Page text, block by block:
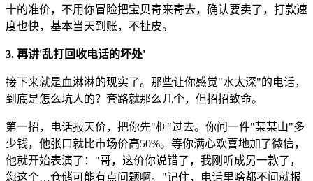
十的准价，不用你冒险把宝贝寄来寄去，确认要卖了，打款速
度也快，基本当天到账，不扯皮。
3. 再讲'乱打回收电话的坏处'
接下来就是血淋淋的现实了。那些让你感觉"水太深"的电话，
到底是怎么坑人的？套路就那么几个，但招招致命。
第一招，电话报天价，把你先"框"过去。你问一件"某某山"多
少钱，他张口就比市场价高50%。等你满心欢喜地加了微信，
他就开始表演了："哥，这价你说错了，我刚听成另一款了，
您这个…仓储可能有点问题啊。"记住，电话里啥都不问就报